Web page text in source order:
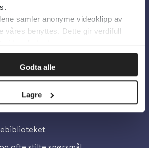
samler anonyme videoklipp av
våres benyttes. Dette gir verdifull
vi kan forbedre oss.
Godta alle
Lagre
informasjonskapsler
English